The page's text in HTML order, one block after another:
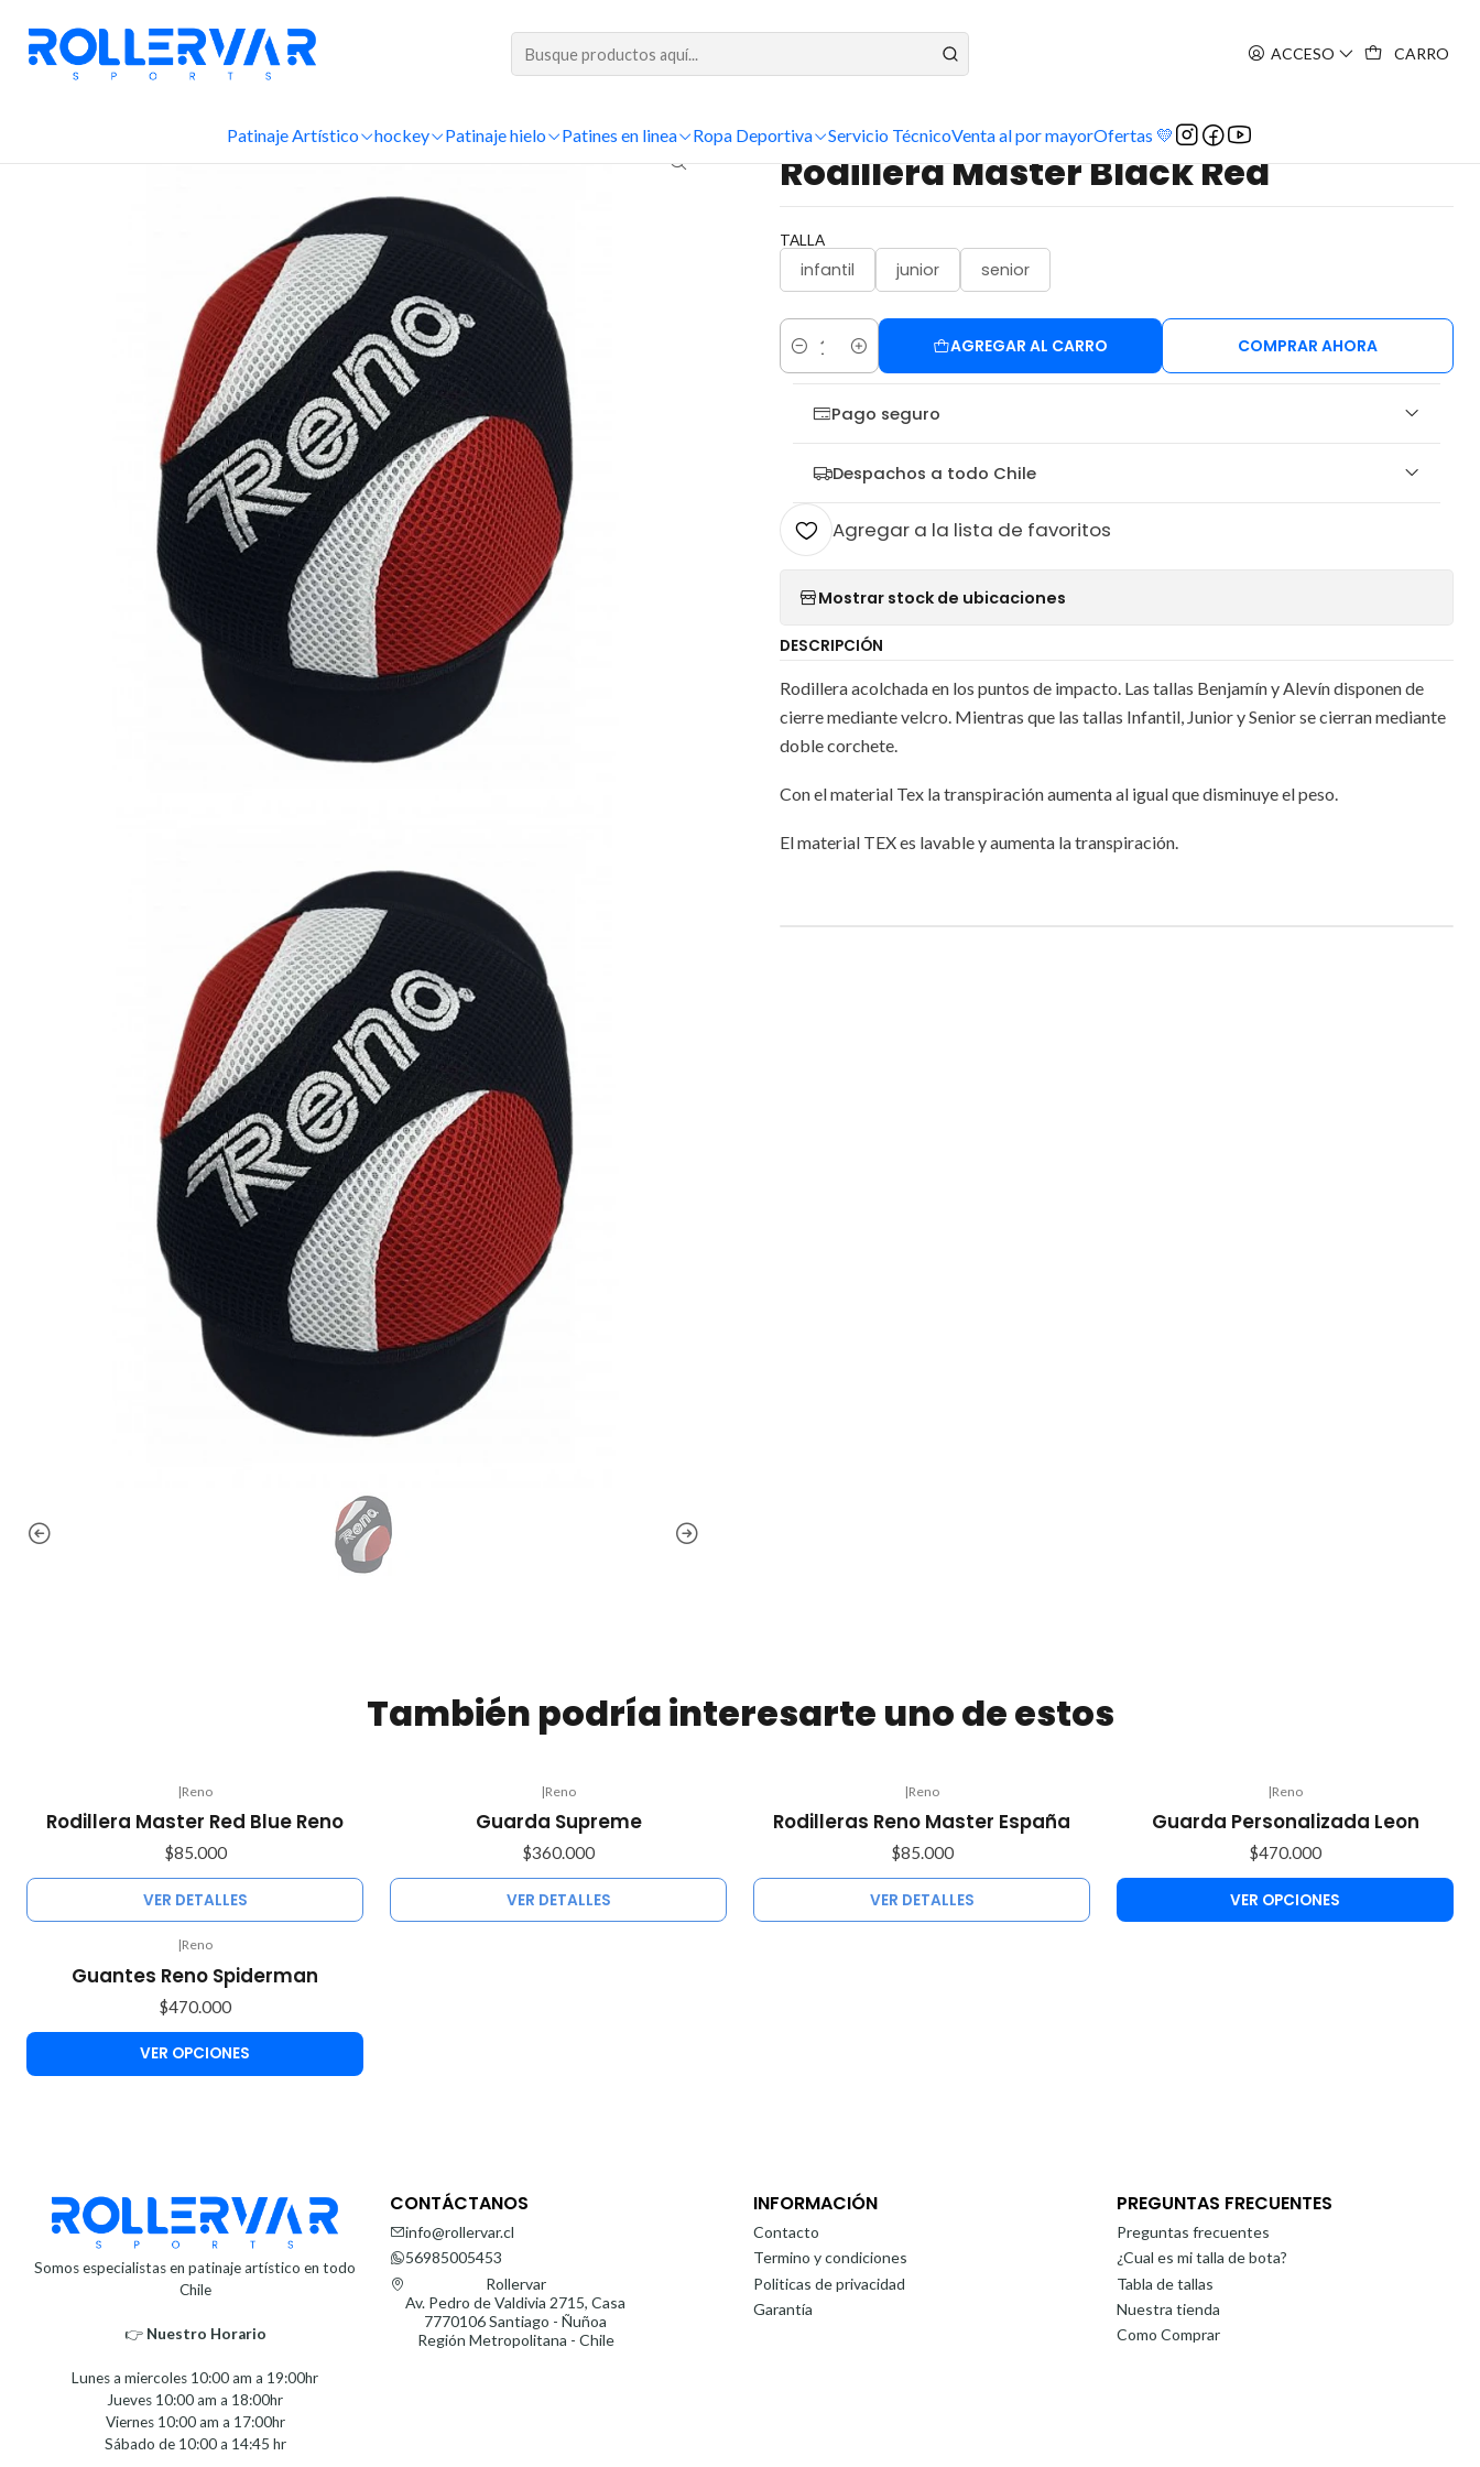
ACCESO CARRO
Patinaje Artístico hockey Patinaje hielo Patines en linea Ropa Deportiva Servicio TécnicoVenta al por mayorOfertas 💛
Inicio Rodillera Master Black Red
|
Rodillera Master Black Red
TALLA
infantil junior senior
Cantidad
AGREGAR AL CARRO COMPRAR AHORA
Pago seguro
Despachos a todo Chile
Agregar a la lista de favoritos
Mostrar stock de ubicaciones
DESCRIPCIÓN
Rodillera acolchada en los puntos de impacto. Las tallas Benjamín y Alevín disponen de
cierre mediante velcro. Mientras que las tallas Infantil, Junior y Senior se cierran mediante
doble corchete.
Con el material Tex la transpiración aumenta al igual que disminuye el peso.
El material TEX es lavable y aumenta la transpiración.
También podría interesarte uno de estos
|Reno
Rodillera Master Red Blue Reno
$85.000
VER DETALLES
|Reno
Guarda Supreme
$360.000
VER DETALLES
|Reno
Rodilleras Reno Master España
$85.000
VER DETALLES
|Reno
Guarda Personalizada Leon
$470.000
VER OPCIONES
|Reno
Guantes Reno Spiderman
$470.000
VER OPCIONES
Somos especialistas en patinaje artístico en todo
Chile
👉 Nuestro Horario⁣⁣
Lunes a miercoles 10:00 am a 19:00hr
Jueves 10:00 am a 18:00hr
Viernes 10:00 am a 17:00hr
Sábado de 10:00 a 14:45 hr
CONTÁCTANOS
info@rollervar.cl
56985005453
Rollervar
Av. Pedro de Valdivia 2715, Casa
7770106 Santiago - Ñuñoa
Región Metropolitana - Chile
INFORMACIÓN
Contacto
Termino y condiciones
Politicas de privacidad
Garantía
PREGUNTAS FRECUENTES
Preguntas frecuentes
¿Cual es mi talla de bota?
Tabla de tallas
Nuestra tienda
Como Comprar